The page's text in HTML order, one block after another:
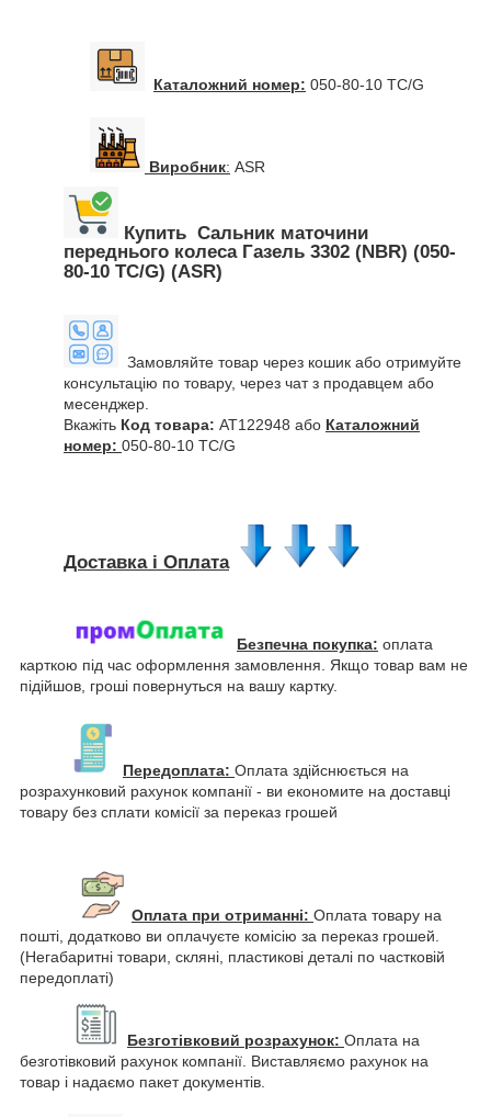
Каталожний номер: 050-80-10 TC/G
Виробник: ASR
Купить Сальник маточини
переднього колеса Газель 3302 (NBR) (050-
80-10 TC/G) (ASR)
Замовляйте товар через кошик або отримуйте
консультацію по товару, через чат з продавцем або
месенджер.
Вкажіть Код товара: AT122948 або Каталожний
номер: 050-80-10 TC/G
Доставка і Оплата
Безпечна покупка: оплата
карткою під час оформлення замовлення. Якщо товар вам не
підійшов, гроші повернуться на вашу картку.
Передоплата: Оплата здійснюється на
розрахунковий рахунок компанії - ви економите на доставці
товару без сплати комісії за переказ грошей
Оплата при отриманні: Оплата товару на
пошті, додатково ви оплачуєте комісію за переказ грошей.
(Негабаритні товари, скляні, пластикові деталі по частковій
передоплаті)
Безготівковий розрахунок: Оплата на
безготівковий рахунок компанії. Виставляємо рахунок на
товар і надаємо пакет документів.